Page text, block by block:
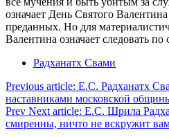
означает День Святого
преданных. Но для
Валентина означает следовать
Радханатх Свами
Previous article: Е.С. Радханатх
наставниками московской
Prev Next article: Е.С. Шрила
смиренны, ничто не вскружит